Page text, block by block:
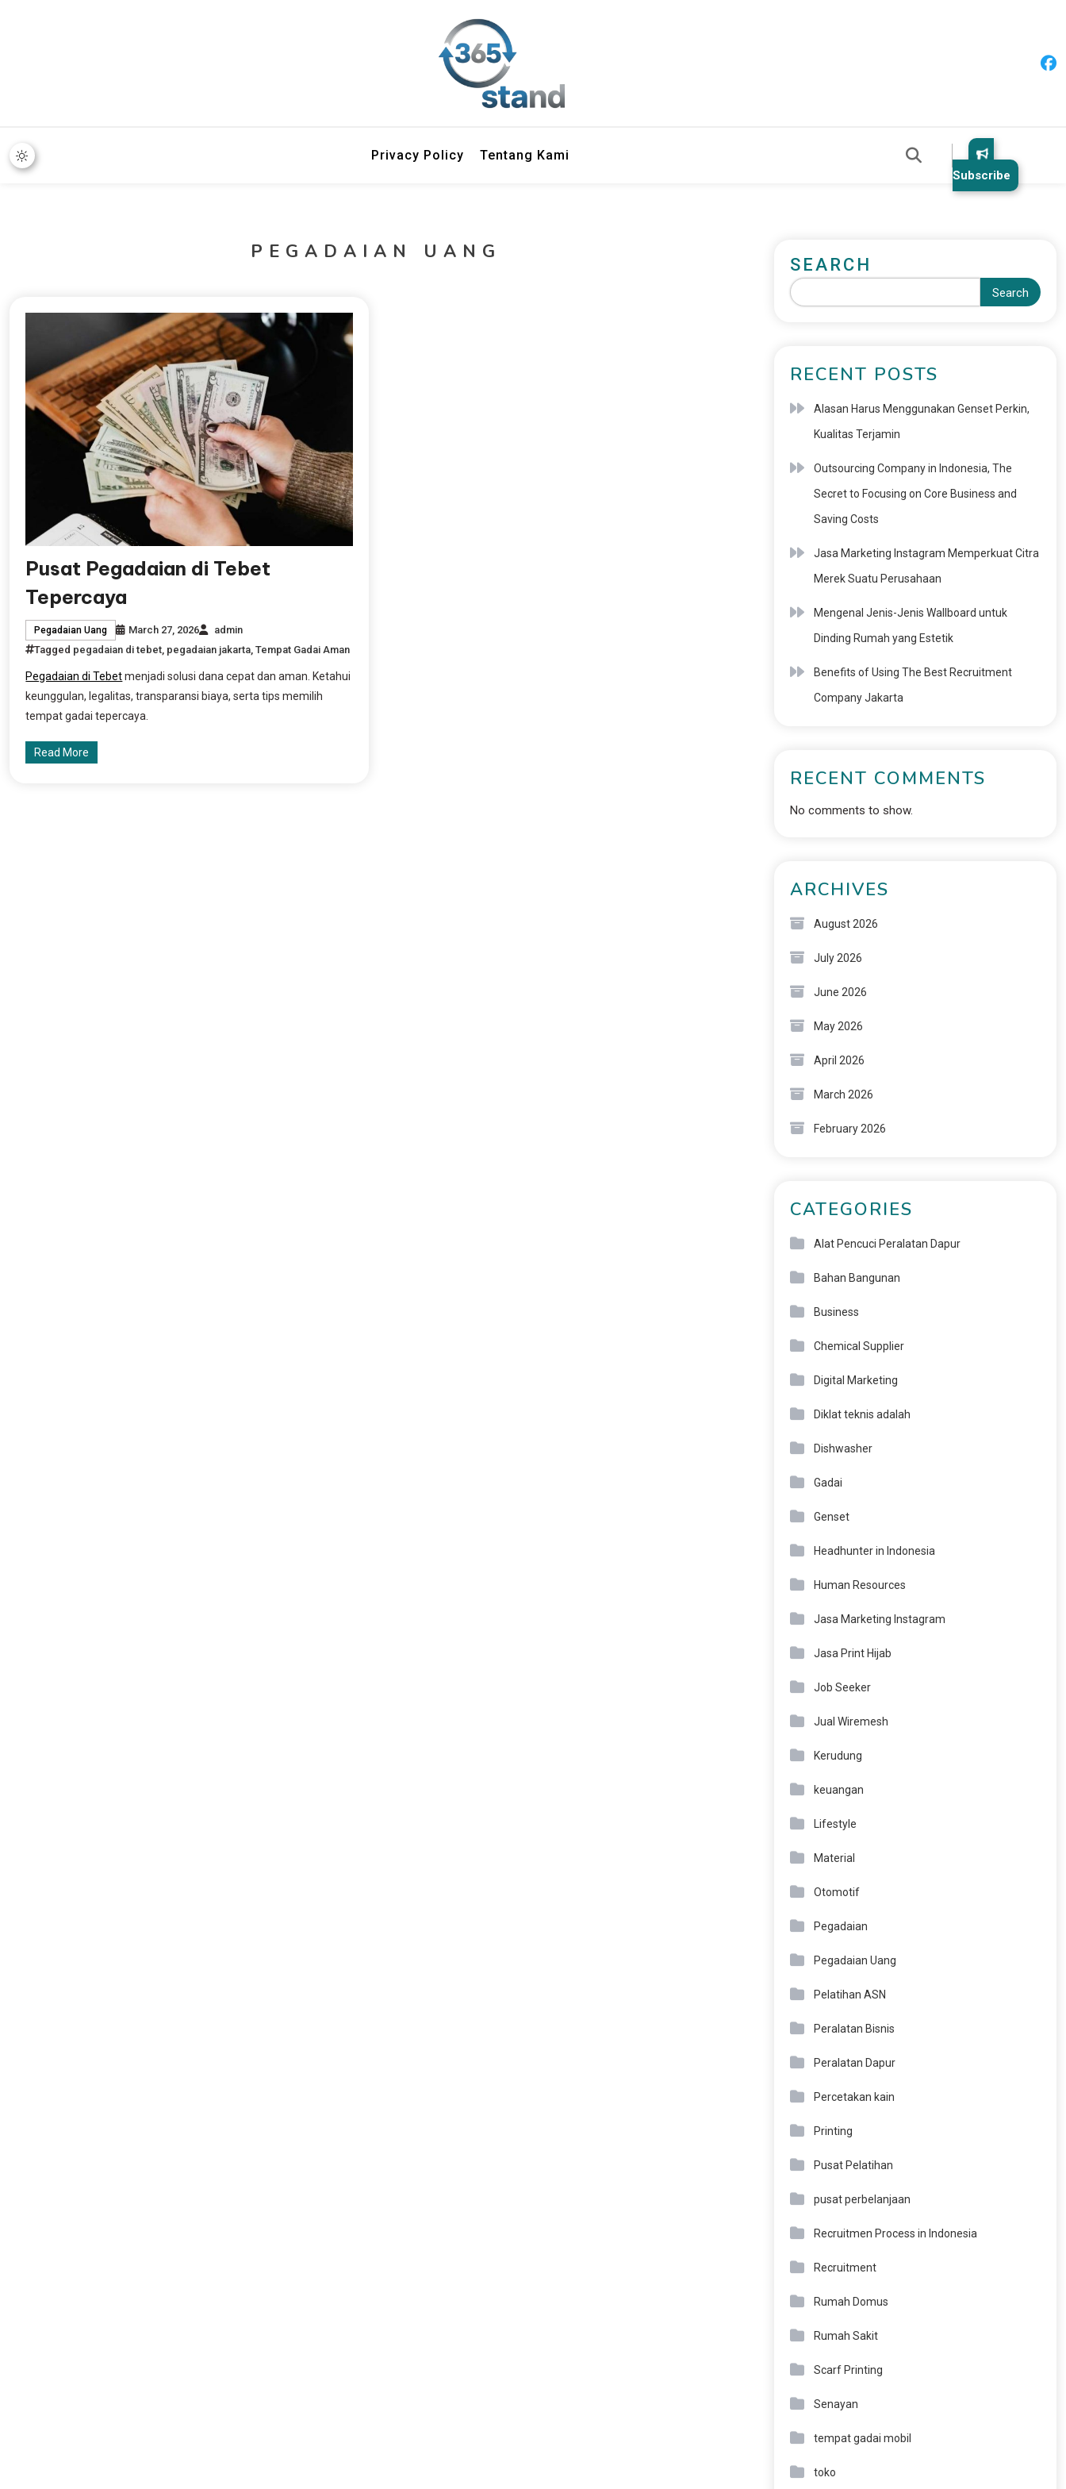
Privacy Policy Tentang Kami
Subscribe
PEGADAIAN UANG
Pusat Pegadaian di Tebet
Tepercaya
Pegadaian Uang March 27, 2026
admin
Tagged pegadaian di tebet pegadaian jakarta ,Tempat Gadai Aman
Pegadaian di Tebetmenjadi solusi dana cepat dan aman. Ketahui
keunggulan, legalitas, transparansi biaya, serta tips memilih
tempat gadai tepercaya.
Read More
SEARCH
Search
RECENT POSTS
Alasan Harus Menggunakan Genset Perkin,
Kualitas Terjamin
Outsourcing Company in Indonesia, The
Secret to Focusing on Core Business and
Saving Costs
Jasa Marketing Instagram Memperkuat Citra
Merek Suatu Perusahaan
Mengenal Jenis-Jenis Wallboard untuk
Dinding Rumah yang Estetik
Benefits of Using The Best Recruitment
Company Jakarta
RECENT COMMENTS
No comments to show.
ARCHIVES
August 2026
July 2026
June 2026
May 2026
April 2026
March 2026
February 2026
CATEGORIES
Alat Pencuci Peralatan Dapur
Bahan Bangunan
Business
Chemical Supplier
Digital Marketing
Diklat teknis adalah
Dishwasher
Gadai
Genset
Headhunter in Indonesia
Human Resources
Jasa Marketing Instagram
Jasa Print Hijab
Job Seeker
Jual Wiremesh
Kerudung
keuangan
Lifestyle
Material
Otomotif
Pegadaian
Pegadaian Uang
Pelatihan ASN
Peralatan Bisnis
Peralatan Dapur
Percetakan kain
Printing
Pusat Pelatihan
pusat perbelanjaan
Recruitmen Process in Indonesia
Recruitment
Rumah Domus
Rumah Sakit
Scarf Printing
Senayan
tempat gadai mobil
toko